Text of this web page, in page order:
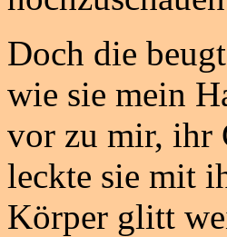
Doch die
wie sie mein
vor zu mir, ihr
leckte sie mit
Körper glitt